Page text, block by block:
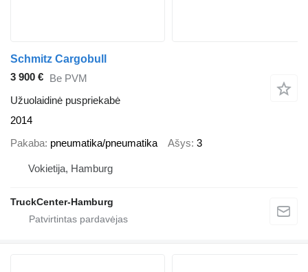
Schmitz Cargobull
3 900 € Be PVM
Užuolaidinė puspriekabė
2014
Pakaba pneumatika/pneumatika Ašys 3
Vokietija, Hamburg
TruckCenter-Hamburg